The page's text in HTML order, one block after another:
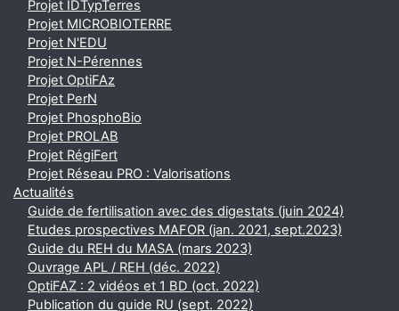
Projet IDTypTerres
Projet MICROBIOTERRE
Projet N'EDU
Projet N-Pérennes
Projet OptiFAz
Projet PerN
Projet PhosphoBio
Projet PROLAB
Projet RégiFert
Projet Réseau PRO : Valorisations
Actualités
Guide de fertilisation avec des digestats (juin 2024)
Etudes prospectives MAFOR (jan. 2021, sept.2023)
Guide du REH du MASA (mars 2023)
Ouvrage APL / REH (déc. 2022)
OptiFAZ : 2 vidéos et 1 BD (oct. 2022)
Publication du guide RU (sept. 2022)